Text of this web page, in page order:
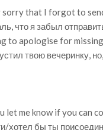
sorry that I forgot to
что я забыл
to apologise for
твою вечеринку,
let me know if you can
хотел бы ты